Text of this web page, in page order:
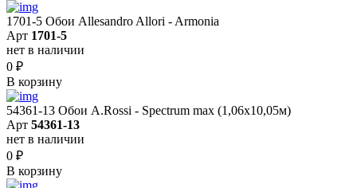
1701-5 Обои Allesandro Allori - Armonia
Арт 1701-5
нет в наличии
0 ₽
В корзину
54361-13 Обои A.Rossi - Spectrum max (1,06x10,05м)
Арт 54361-13
нет в наличии
0 ₽
В корзину